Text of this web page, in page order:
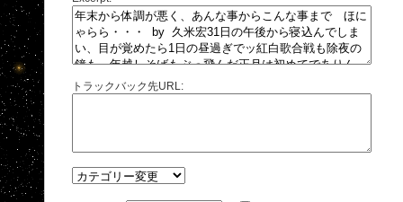
トラックバック先URL: